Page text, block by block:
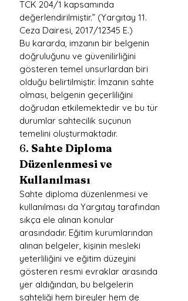
TCK 204/1 kapsamında
değerlendirilmiştir.” (Yargıtay 11.
Ceza Dairesi, 2017/12345 E.)
Bu kararda, imzanın bir belgenin
doğruluğunu ve güvenilirliğini
gösteren temel unsurlardan biri
olduğu belirtilmiştir. İmzanın sahte
olması, belgenin geçerliliğini
doğrudan etkilemektedir ve bu tür
durumlar sahtecilik suçunun
temelini oluşturmaktadır.
6. Sahte Diploma
Düzenlenmesi ve
Kullanılması
Sahte diploma düzenlenmesi ve
kullanılması da Yargıtay tarafından
sıkça ele alınan konular
arasındadır. Eğitim kurumlarından
alınan belgeler, kişinin mesleki
yeterliliğini ve eğitim düzeyini
gösteren resmi evraklar arasında
yer aldığından, bu belgelerin
sahteliği hem bireyler hem de